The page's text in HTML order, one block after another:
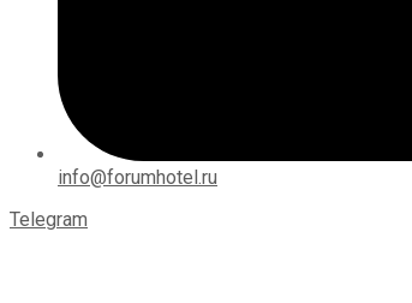
info@forumhotel.ru
Telegram